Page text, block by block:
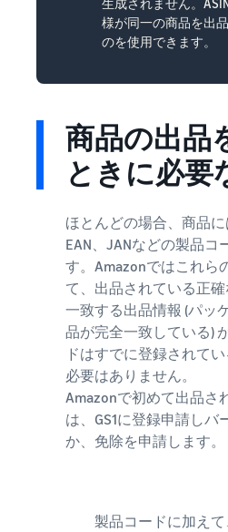
様が同一の商品を出
のを使用できます。
商品の出品
ときに必要
ほとんどの場合、商品に
EAN、JANなどの製品コ
す。Amazonではこれら
て、出品されている正確
一致する出品情報 (パッ
品が完全一致している)
ドはすでに登録されて
必要はありません。
Amazonで初めて出品さ
は、GS1に登録申請しバ
か、免除を申請します。
製品コードに加え